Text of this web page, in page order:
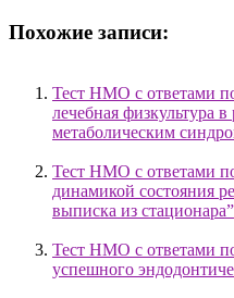
Похожие записи:
Тест НМО с ответами
лечебная физкультура
метаболическим
Тест НМО с ответами
динамикой состояния
выписка из стационара”
Тест НМО с ответами
успешного